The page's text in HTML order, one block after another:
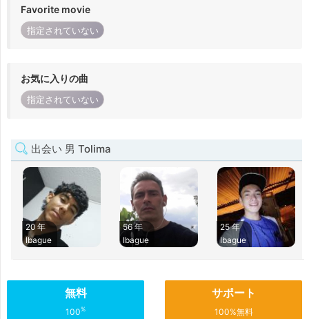
Favorite movie
指定されていない
お気に入りの曲
指定されていない
出会い 男 Tolima
20 年
Ibague
56 年
Ibague
25 年
Ibague
無料
100%
サポート
100%無料